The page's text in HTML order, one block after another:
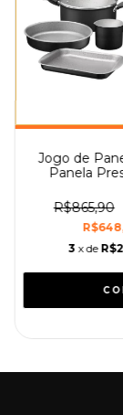
Jogo de
Panela
R$865,90
3 x de